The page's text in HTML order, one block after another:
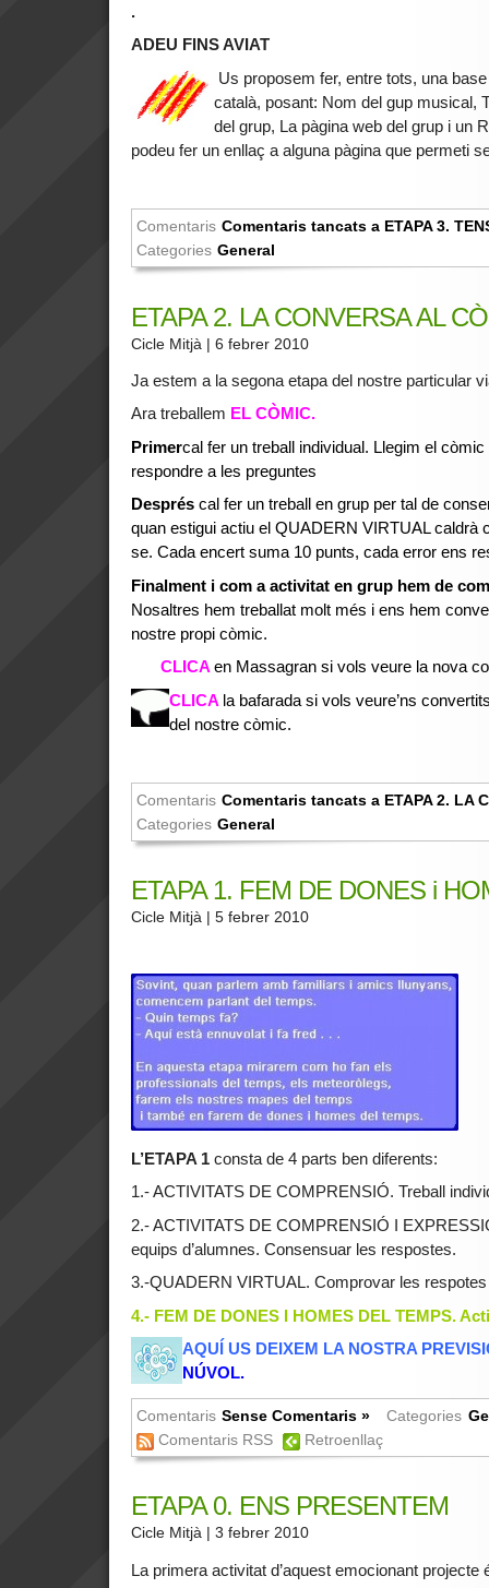
.
ADEU FINS AVIAT
Us proposem fer, entre tots, una
català, posant: Nom del gup musical,
del grup, La pàgina web del grup i un
podeu fer un enllaç a alguna pàgina que permeti
Comentaris Comentaris tancats a ETAPA 3.
Categories General
ETAPA 2. LA CONVERSA AL
Cicle Mitjà | 6 febrer 2010
Ja estem a la segona etapa del nostre particular
Ara treballem EL CÒMIC.
Primercal fer un treball individual. Llegim el
respondre a les preguntes
Després cal fer un treball en grup per tal de
quan estigui actiu el QUADERN VIRTUAL caldrà
se. Cada encert suma 10 punts, cada error ens
Finalment i com a activitat en grup hem de
Nosaltres hem treballat molt més i ens hem
nostre propi còmic.
CLICA en Massagran si vols veure la nova
CLICA la bafarada si vols veure’ns
del nostre còmic.
Comentaris Comentaris tancats a ETAPA 2. LA
Categories General
ETAPA 1. FEM DE DONES i
Cicle Mitjà | 5 febrer 2010
L’ETAPA 1 consta de 4 parts ben diferents:
1.- ACTIVITATS DE COMPRENSIÓ. Treball
2.- ACTIVITATS DE COMPRENSIÓ I
equips d’alumnes. Consensuar les respostes.
3.-QUADERN VIRTUAL. Comprovar les
4.- FEM DE DONES I HOMES DEL TEMPS.
AQUÍ US DEIXEM LA NOSTRA
NÚVOL.
Comentaris Sense Comentaris » Categories
Comentaris RSS
Retroenllaç
ETAPA 0. ENS PRESENTEM
Cicle Mitjà | 3 febrer 2010
La primera activitat d’aquest emocionant projecte